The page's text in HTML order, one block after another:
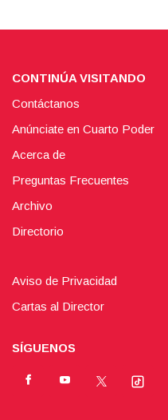
CONTINÚA VISITANDO
Contáctanos
Anúnciate en Cuarto Poder
Acerca de
Preguntas Frecuentes
Archivo
Directorio
Aviso de Privacidad
Cartas al Director
SÍGUENOS